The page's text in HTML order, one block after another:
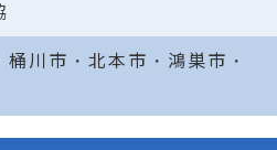
桶川市・北本市・鴻巣市・